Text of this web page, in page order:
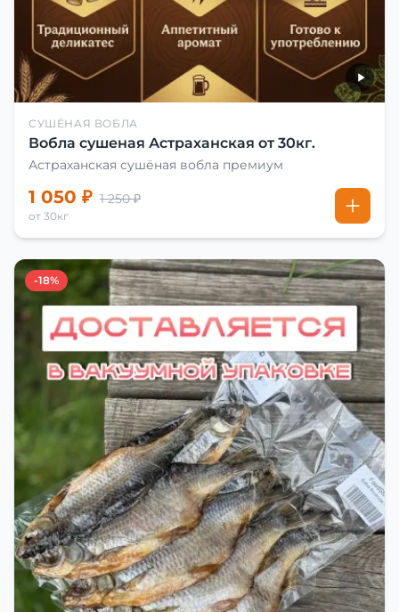
СУШЁНАЯ ВОБЛА
Вобла сушеная Астраханская от 30кг.
Астраханская сушёная вобла премиум
1 050 ₽ 1 250 ₽
от 30кг
-18%